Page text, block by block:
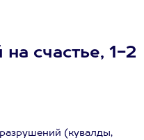
счастье, 1-2
(кувалды,